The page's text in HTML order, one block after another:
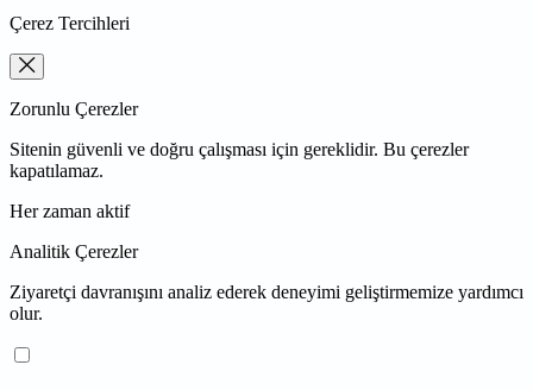
Çerez Tercihleri
Zorunlu Çerezler
Sitenin güvenli ve doğru çalışması için gereklidir. Bu çerezler
kapatılamaz.
Her zaman aktif
Analitik Çerezler
Ziyaretçi davranışını analiz ederek deneyimi geliştirmemize yardımcı
olur.